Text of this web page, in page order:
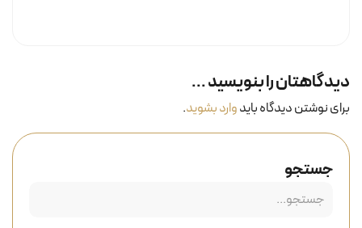
جستجو
دیدگاهتان را بنویسید ...
برای نوشتن دیدگاه بایدوارد بشوید.